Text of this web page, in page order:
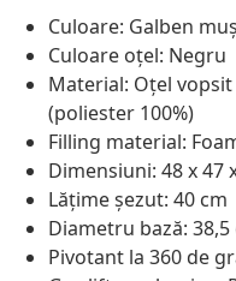
Culoare: Galben
Culoare oțel: Negru
Material: Oțel
(poliester 100%)
Filling material:
Dimensiuni: 48 x 47
Lățime șezut: 40 cm
Diametru bază: 38,5
Pivotant la 360 de